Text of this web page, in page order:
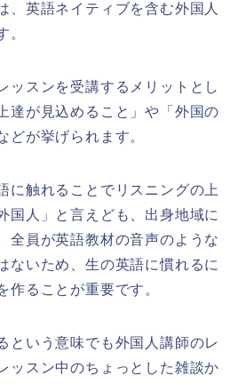
、英語ネイティブを含む外国人
。
ッスンを受講するメリットとし
達が見込めること」や「外国の
どが挙げられます。
に触れることでリスニングの上
国人」と言えども、出身地域に
全員が英語教材の音声のような
ないため、生の英語に慣れるに
作ることが重要です。
という意味でも外国人講師のレ
ッスン中のちょっとした雑談か